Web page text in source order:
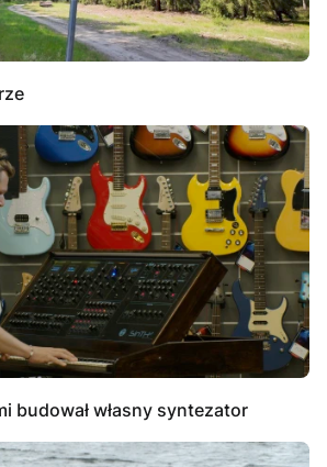
budował własny syntezator